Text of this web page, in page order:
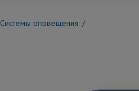
Системы оповещения